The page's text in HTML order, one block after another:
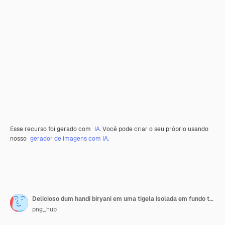
Esse recurso foi gerado com IA. Você pode criar o seu próprio usando
nosso gerador de imagens com IA.
Delicioso dum handi biryani em uma tigela isolada em fundo transparente
png_hub